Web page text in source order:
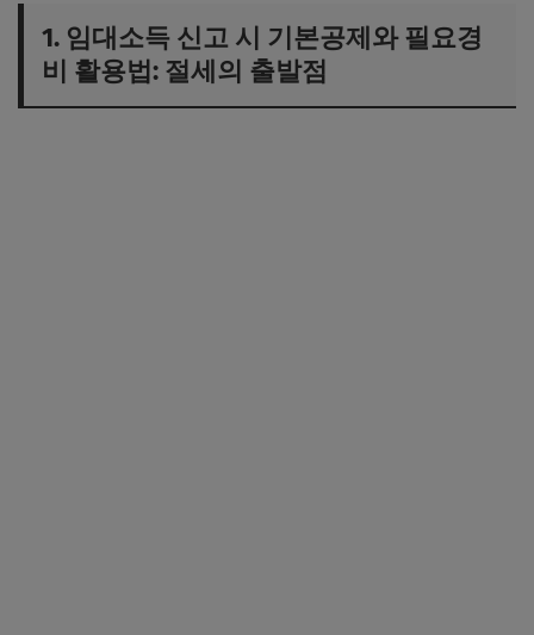
1. 임대소득 신고 시 기본공제와 필요경
비 활용법: 절세의 출발점